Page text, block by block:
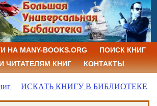
MANY-BOOKS.ORG
ПОИСК КНИГ
ЧИТАТЕЛЯМ КНИГ
КОНТАКТЫ
ИСКАТЬ КНИГУ В БИБЛИОТЕКЕ